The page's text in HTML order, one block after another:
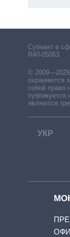
Субъект в
R40-05063
© 2009—2026
охраняются
собой право
публикуется
являются
УКР